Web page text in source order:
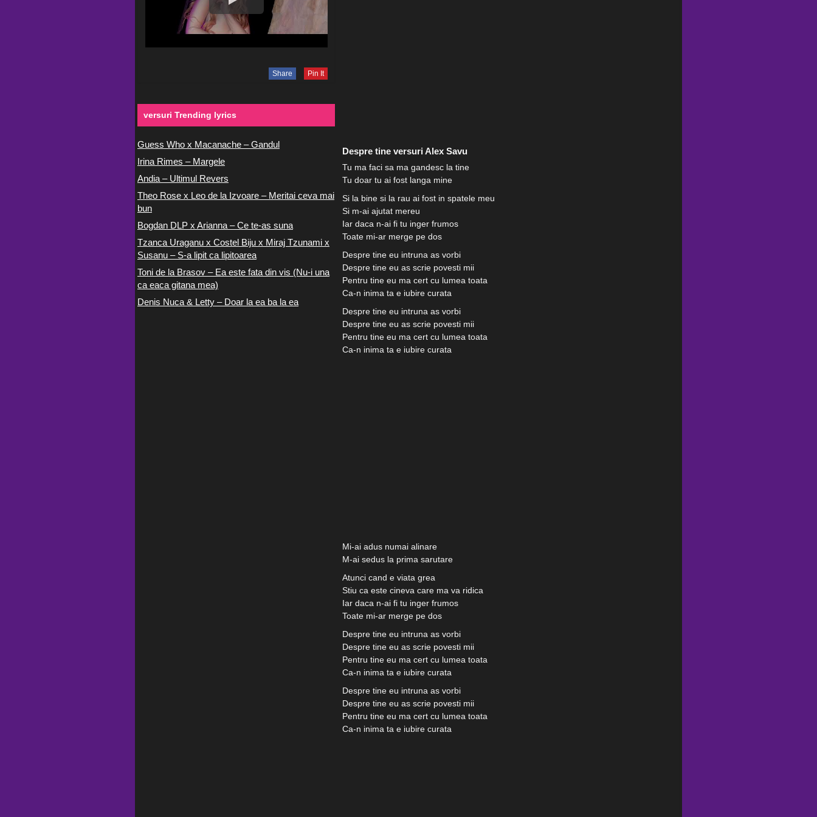
Despre tine versuri Alex Savu
Tu ma faci sa ma gandesc la tine
Tu doar tu ai fost langa mine
Si la bine si la rau ai fost in spatele meu
Si m-ai ajutat mereu
Iar daca n-ai fi tu inger frumos
Toate mi-ar merge pe dos
Despre tine eu intruna as vorbi
Despre tine eu as scrie povesti mii
Pentru tine eu ma cert cu lumea toata
Ca-n inima ta e iubire curata
Despre tine eu intruna as vorbi
Despre tine eu as scrie povesti mii
Pentru tine eu ma cert cu lumea toata
Ca-n inima ta e iubire curata
Mi-ai adus numai alinare
M-ai sedus la prima sarutare
Atunci cand e viata grea
Stiu ca este cineva care ma va ridica
Iar daca n-ai fi tu inger frumos
Toate mi-ar merge pe dos
Despre tine eu intruna as vorbi
Despre tine eu as scrie povesti mii
Pentru tine eu ma cert cu lumea toata
Ca-n inima ta e iubire curata
Despre tine eu intruna as vorbi
Despre tine eu as scrie povesti mii
Pentru tine eu ma cert cu lumea toata
Ca-n inima ta e iubire curata
Share Pin It
versuri Trending lyrics
Guess Who x Macanache – Gandul
Irina Rimes – Margele
Andia – Ultimul Revers
Theo Rose x Leo de la Izvoare – Meritai ceva mai
bun
Bogdan DLP x Arianna – Ce te-as suna
Tzanca Uraganu x Costel Biju x Miraj Tzunami x
Susanu – S-a lipit ca lipitoarea
Toni de la Brasov – Ea este fata din vis (Nu-i una
ca eaca gitana mea)
Denis Nuca & Letty – Doar la ea ba la ea